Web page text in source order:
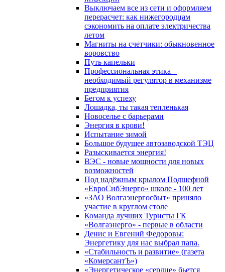
Выключаем все из сети и оформляем
перерасчет: как нижегородцам
сэкономить на оплате электричества
летом
Магниты на счетчики: обыкновенное
воровство
Путь капельки
Профессиональная этика –
необходимый регулятор в механизме
предприятия
Бегом к успеху
Лошадка, ты такая тепленькая
Новоселье с барьерами
Энергия в крови!
Испытание зимой
Большое будущее автозаводской ТЭЦ
Разыскивается энергия!
ВЭС - новые мощности для новых
возможностей
Под надёжным крылом Подшефной
«ЕвроСибЭнерго» школе - 100 лет
«ЗАО Волгаэнергосбыт» приняло
участие в круглом столе
Команда лучших Туристы ГК
«Волгаэнерго» - первые в области
Денис и Евгений Федоровы:
Энергетику для нас выбрал папа.
«Стабильность и развитие» (газета
«КомерсантЪ»)
«Энергетическое «сердце» бьется